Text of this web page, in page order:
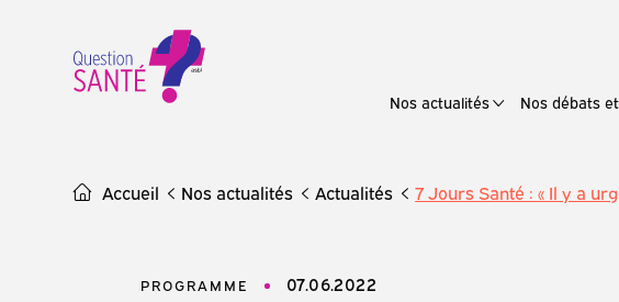
Nos actualités Nos débats
Accueil Nos actualités Actualités 7 Jours Santé : « Il y a
PROGRAMME 07.06.2022